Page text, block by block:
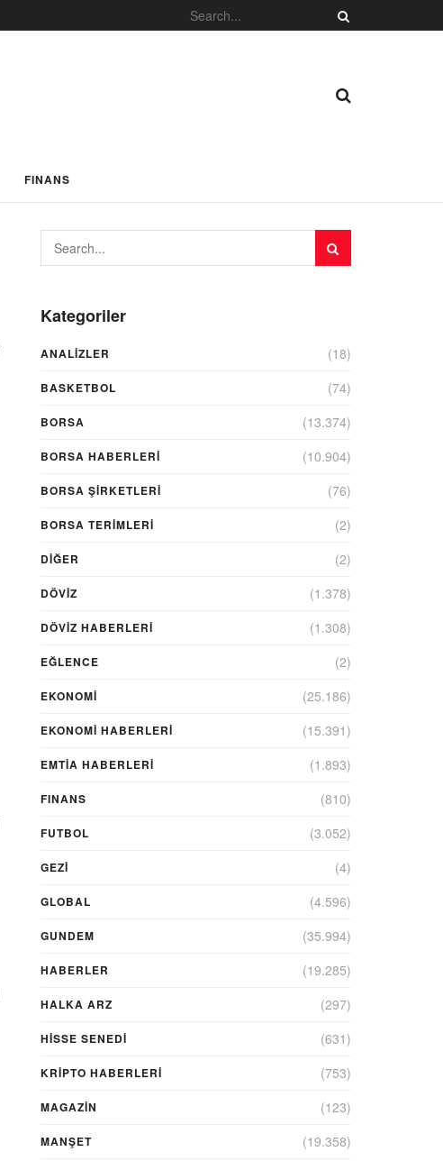
FINANS
Kategoriler
ANALIZLER (18)
BASKETBOL (74)
BORSA (13.374)
BORSA HABERLERI (10.904)
BORSA ŞIRKETLERI (76)
BORSA TERIMLERI (2)
DIĞER (2)
DÖVİZ (1.378)
DÖVIZ HABERLERI (1.308)
EĞLENCE (2)
EKONOMİ (25.186)
EKONOMI HABERLERI (15.391)
EMTIA HABERLERI (1.893)
FINANS (810)
FUTBOL (3.052)
GEZI (4)
GLOBAL (4.596)
GUNDEM (35.994)
HABERLER (19.285)
HALKA ARZ (297)
HİSSE SENEDİ (631)
KRIPTO HABERLERI (753)
MAGAZİN (123)
MANŞET (19.358)